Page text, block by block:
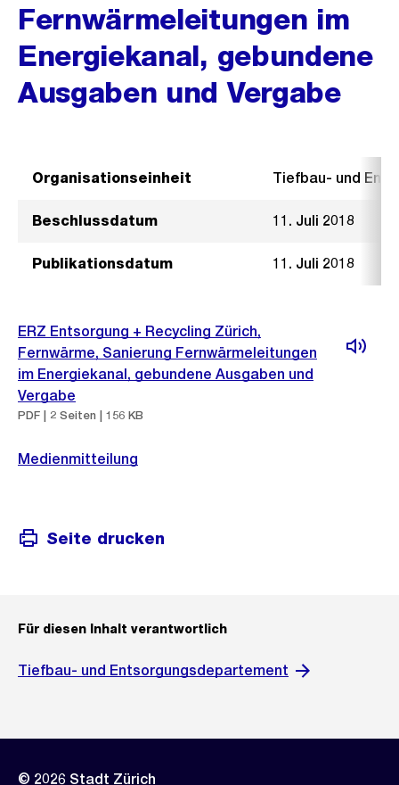
Fernwärmeleitungen im
Energiekanal, gebundene
Ausgaben und Vergabe
Organisationseinheit Tiefbau- und
Beschlussdatum 11. Juli 2018
Publikationsdatum 11. Juli 2018
ERZ Entsorgung + Recycling Zürich,
Fernwärme, Sanierung Fernwärmeleitungen
im Energiekanal, gebundene Ausgaben und
Vergabe
PDF | 2 Seiten | 156 KB
Medienmitteilung
Seite drucken
Für diesen Inhalt verantwortlich
Tiefbau- und Entsorgungsdepartement
© 2026 Stadt Zürich